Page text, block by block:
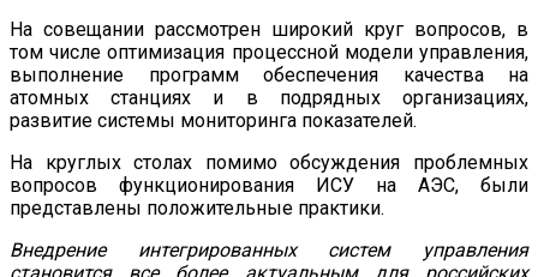
На совещании рассмотрен широкий круг вопросов, в
том числе оптимизация процессной модели управления,
выполнение программ обеспечения качества на
атомных станциях и в подрядных организациях,
развитие системы мониторинга показателей.
На круглых столах помимо обсуждения проблемных
вопросов функционирования ИСУ на АЭС, были
представлены положительные практики.
Внедрение интегрированных систем управления